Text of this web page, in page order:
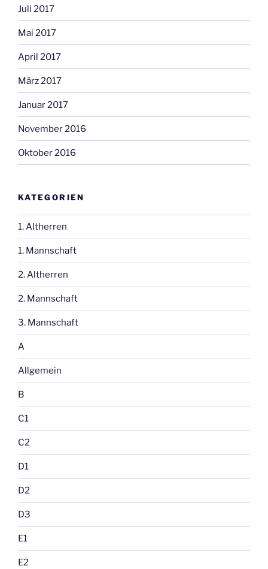
Juli 2017
Mai 2017
April 2017
März 2017
Januar 2017
November 2016
Oktober 2016
KATEGORIEN
1. Altherren
1. Mannschaft
2. Altherren
2. Mannschaft
3. Mannschaft
A
Allgemein
B
C1
C2
D1
D2
D3
E1
E2